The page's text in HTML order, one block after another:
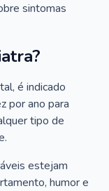
sintomas
é indicado
por ano para
tipo de
estejam
humor e